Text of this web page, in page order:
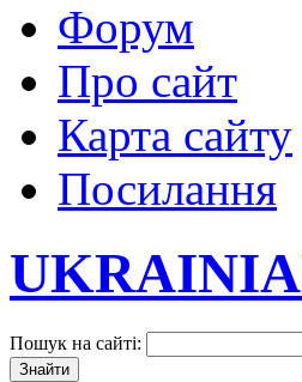
Форум
Про сайт
Карта сайту
Посилання
Пошук на сайті: